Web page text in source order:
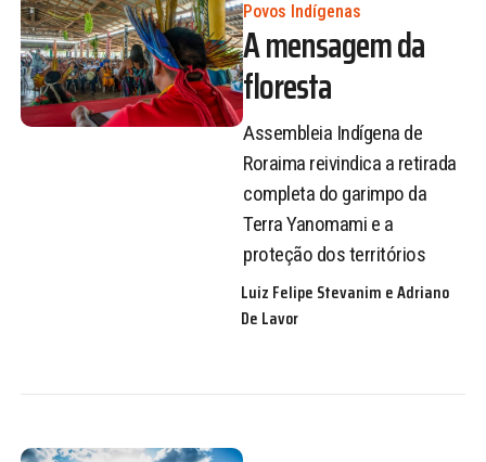
Povos Indígenas
A mensagem da
floresta
Assembleia Indígena de
Roraima reivindica a retirada
completa do garimpo da
Terra Yanomami e a
proteção dos territórios
Luiz Felipe Stevanim e Adriano
De Lavor